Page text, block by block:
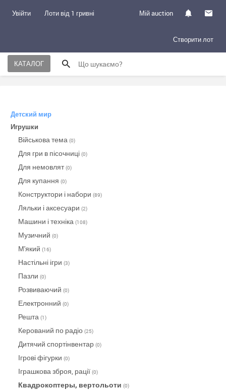
Увійти Лоти від 1 гривні Мій auction
Створити лот
КАТАЛОГ
Детский мир
Игрушки
Військова тема (0)
Для гри в пісочниці (0)
Для немовлят(0)
Для купання (0)
Конструктори і набори (89)
Ляльки і аксесуари (2)
Машини і техніка (108)
Музичний (0)
М'який (16)
Настільні ігри (3)
Пазли (0)
Розвиваючий (0)
Електронний (0)
Решта (1)
Керований по радіо (25)
Дитячий спортінвентар (0)
Ігрові фігурки (0)
Іграшкова зброя, рації (0)
Квадрокоптеры, вертольоти (0)